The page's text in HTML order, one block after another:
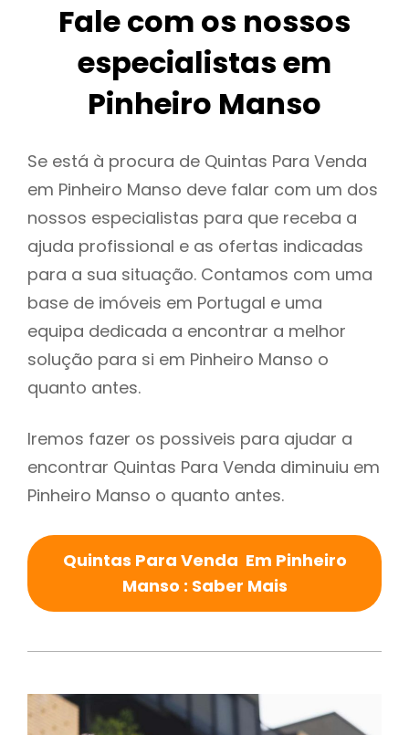
Fale com os nossos
especialistas em
Pinheiro Manso
Se está à procura de Quintas Para Venda
em Pinheiro Manso deve falar com um dos
nossos especialistas para que receba a
ajuda profissional e as ofertas indicadas
para a sua situação. Contamos com uma
base de imóveis em Portugal e uma
equipa dedicada a encontrar a melhor
solução para si em Pinheiro Manso o
quanto antes.
Iremos fazer os possiveis para ajudar a
encontrar Quintas Para Venda diminuiu em
Pinheiro Manso o quanto antes.
Quintas Para Venda Em Pinheiro
Manso : Saber Mais